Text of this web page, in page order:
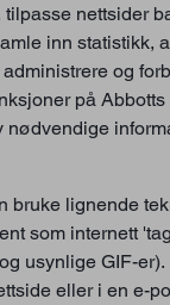
nettsider
inn statistikk,
og
på
nødvendige
bruke lignende
som internett
usynlige GIF-
eller i en e-